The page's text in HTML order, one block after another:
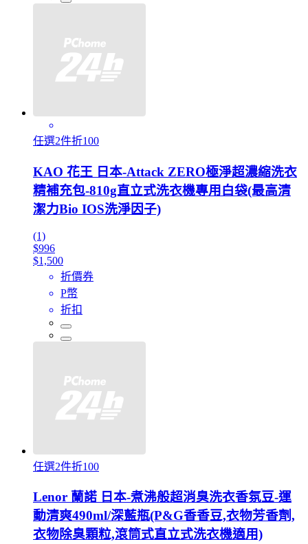
任選2件折100
KAO 花王 日本-Attack ZERO極淨超濃縮洗衣
精補充包-810g直立式洗衣機專用白袋(最高清
潔力Bio IOS洗淨因子)
(1)
$996
$1,500
折價券
P幣
折扣
任選2件折100
Lenor 蘭諾 日本-煮沸般超消臭洗衣香氛豆-運
動清爽490ml/深藍瓶(P&G香香豆,衣物芳香劑,
衣物除臭顆粒,滾筒式直立式洗衣機適用)